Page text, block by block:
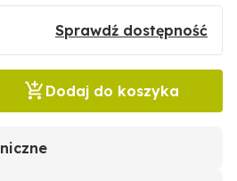
Sprawdź dostępność
Dodaj do koszyka